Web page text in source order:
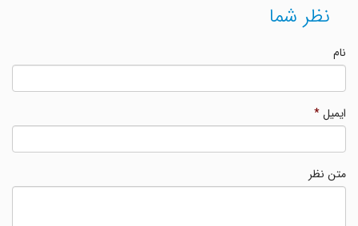
نظر شما
ایمیل*
متن نظر